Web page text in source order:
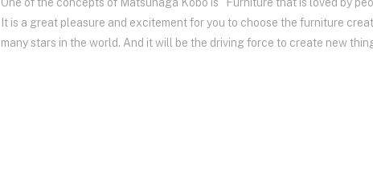
It is a great pleasure and excitement for you to choose the furniture
many stars in the world. And it will be the driving force to create new